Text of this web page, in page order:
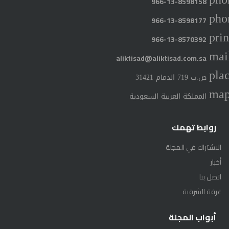
966-13-8598177
966-13-8570392
aliktisad@aliktisad.com.sa
ص.ب 719 الدمام 31421
المملكة العربية السعودية
روابط تهمك
الاشتراك في المجلة
أخبار
اتصل بنا
غرفة الشرقية
أبواب المجلة